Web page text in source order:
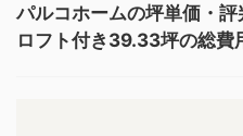
パルコホームの坪単価・
ロフト付き39.33坪の総費